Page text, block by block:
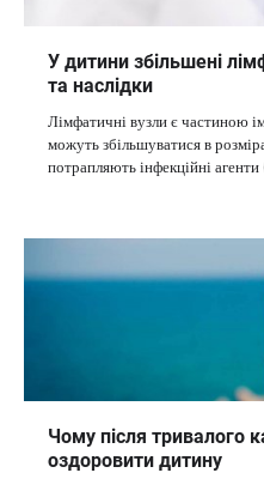
У дитини збільшені
та наслідки
Лімфатичні вузли є частиною
можуть збільшуватися в
потрапляють інфекційні агенти
Чому після тривалого
оздоровити дитину